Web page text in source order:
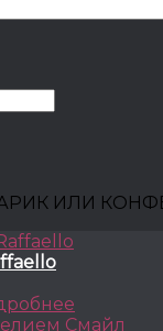
ИЛИ